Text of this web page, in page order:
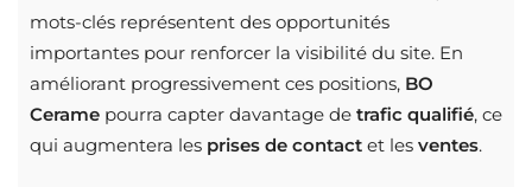
mots-clés représentent des opportunités
importantes pour renforcer la visibilité du site. En
améliorant progressivement ces positions, BO
Cerame pourra capter davantage de trafic qualifié, ce
qui augmentera les prises de contact et les ventes.